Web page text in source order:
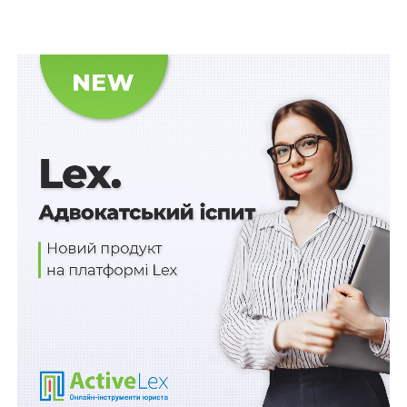
2017 р. згідно з протоколом проведення електронних
торгів ДП «СЕТАМ» реалізовано відповідачу –
набувачу квартири. Відповідно до свідоцтва,
виданого на підставі акта про проведення
електронних торгів, йому належить на праві власності
спірна квартира. Однак позивачка не була
повідомлена про проведення електронних торгів
щодо відчуження цієї квартири і своєї згоди не
Задовольняючи позов, суд першої інстанції, з
висновком якого погодився й апеляційний суд,
виходив з того, що майно в цьому разі є спільною
сумісною власністю подружжя та належить
чоловікові і дружині в рівних частках з моменту його
придбання. За таких обставинвідчуження належної